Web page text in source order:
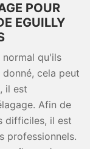
POUR
EGUILLY
qu'ils
cela peut
il est
Afin de
difficiles, il est
professionnels.